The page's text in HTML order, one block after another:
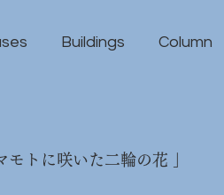
Buildings Column
モトに咲いた二輪の花 」​